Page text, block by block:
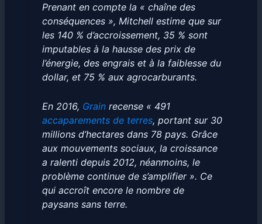
Prenant en compte la « chaîne des
conséquences », Mitchell estime que sur
les 140 % d’accroissement, 35 % sont
imputables à la hausse des prix de
l’énergie, des engrais et à la faiblesse du
dollar, et 75 % aux agrocarburants.
En 2016, Grainrecense « 491
accaparements de terres, portant sur 30
millions d’hectares dans 78 pays. Grâce
aux mouvements sociaux, la croissance
a ralenti depuis 2012, néanmoins, le
problème continue de s’amplifier ». Ce
qui accroît encore le nombre de
paysans sans terre.